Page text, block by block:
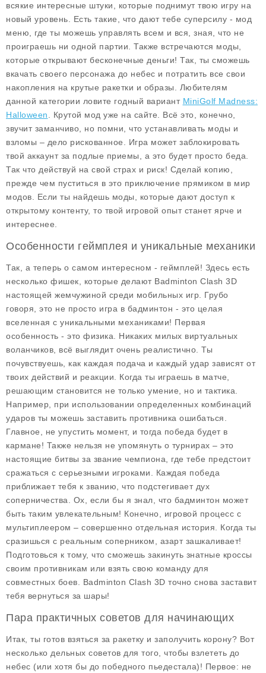
всякие интересные штуки, которые поднимут твою игру на
новый уровень. Есть такие, что дают тебе суперсилу - мод
меню, где ты можешь управлять всем и вся, зная, что не
проиграешь ни одной партии. Также встречаются моды,
которые открывают бесконечные деньги! Так, ты сможешь
вкачать своего персонажа до небес и потратить все свои
накопления на крутые ракетки и образы. Любителям
данной категории ловите годный вариант MiniGolf Madness:
Halloween . Крутой мод уже на сайте. Всё это, конечно,
звучит заманчиво, но помни, что устанавливать моды и
взломы – дело рискованное. Игра может заблокировать
твой аккаунт за подлые приемы, а это будет просто беда.
Так что действуй на свой страх и риск! Сделай копию,
прежде чем пуститься в это приключение прямиком в мир
модов. Если ты найдешь моды, которые дают доступ к
открытому контенту, то твой игровой опыт станет ярче и
интереснее.
Особенности геймплея и уникальные механики
Так, а теперь о самом интересном - геймплей! Здесь есть
несколько фишек, которые делают Badminton Clash 3D
настоящей жемчужиной среди мобильных игр. Грубо
говоря, это не просто игра в бадминтон - это целая
вселенная с уникальными механиками! Первая
особенность - это физика. Никаких милых виртуальных
воланчиков, всё выглядит очень реалистично. Ты
почувствуешь, как каждая подача и каждый удар зависят от
твоих действий и реакции. Когда ты играешь в матче,
решающим становится не только умение, но и тактика.
Например, при использовании определенных комбинаций
ударов ты можешь заставить противника ошибаться.
Главное, не упустить момент, и тогда победа будет в
кармане! Также нельзя не упомянуть о турнирах – это
настоящие битвы за звание чемпиона, где тебе предстоит
сражаться с серьезными игроками. Каждая победа
приближает тебя к званию, что подстегивает дух
соперничества. Ох, если бы я знал, что бадминтон может
быть таким увлекательным! Конечно, игровой процесс с
мультиплеером – совершенно отдельная история. Когда ты
сразишься с реальным соперником, азарт зашкаливает!
Подготовься к тому, что сможешь закинуть знатные кроссы
своим противникам или взять свою команду для
совместных боев. Badminton Clash 3D точно снова заставит
тебя вернуться за шары!
Пара практичных советов для начинающих
Итак, ты готов взяться за ракетку и заполучить корону? Вот
несколько дельных советов для того, чтобы взлететь до
небес (или хотя бы до победного пьедестала)! Первое: не